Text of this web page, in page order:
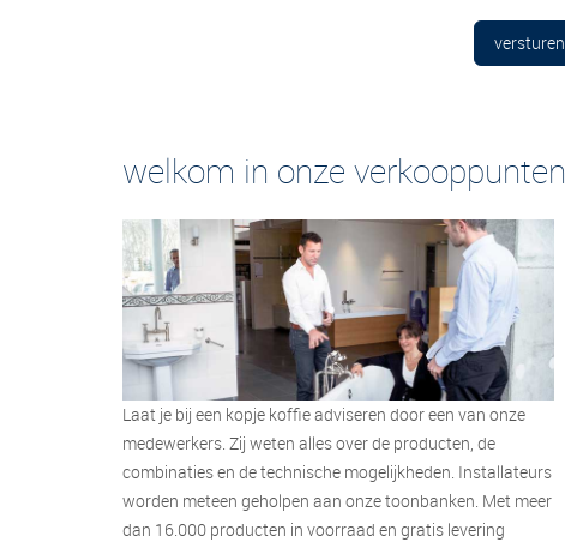
versturen
welkom in onze verkooppunten
Laat je bij een kopje koffie adviseren door een van onze
medewerkers. Zij weten alles over de producten, de
combinaties en de technische mogelijkheden. Installateurs
worden meteen geholpen aan onze toonbanken. Met meer
dan 16.000 producten in voorraad en gratis levering